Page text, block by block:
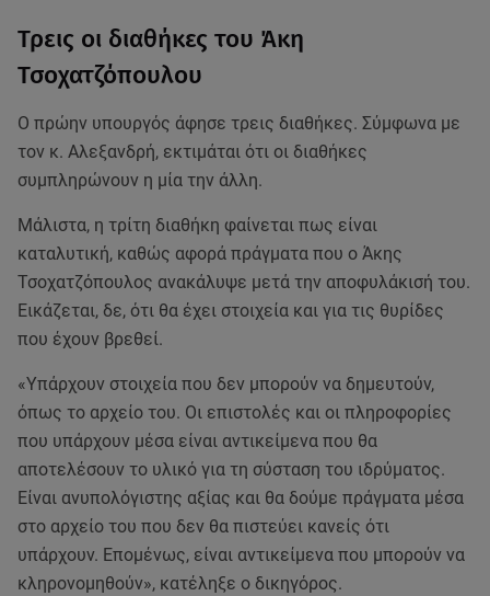
Τρεις οι διαθήκες του Άκη
Τσοχατζόπουλου
Ο πρώην υπουργός άφησε τρεις διαθήκες. Σύμφωνα με
τον κ. Αλεξανδρή, εκτιμάται ότι οι διαθήκες
συμπληρώνουν η μία την άλλη.
Μάλιστα, η τρίτη διαθήκη φαίνεται πως είναι
καταλυτική, καθώς αφορά πράγματα που ο Άκης
Τσοχατζόπουλος ανακάλυψε μετά την αποφυλάκισή του.
Εικάζεται, δε, ότι θα έχει στοιχεία και για τις θυρίδες
που έχουν βρεθεί.
«Υπάρχουν στοιχεία που δεν μπορούν να δημευτούν,
όπως το αρχείο του. Οι επιστολές και οι πληροφορίες
που υπάρχουν μέσα είναι αντικείμενα που θα
αποτελέσουν το υλικό για τη σύσταση του ιδρύματος.
Είναι ανυπολόγιστης αξίας και θα δούμε πράγματα μέσα
στο αρχείο του που δεν θα πιστεύει κανείς ότι
υπάρχουν. Επομένως, είναι αντικείμενα που μπορούν να
κληρονομηθούν», κατέληξε ο δικηγόρος.